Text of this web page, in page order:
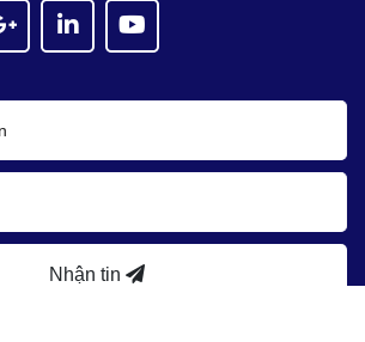
Nhận tin